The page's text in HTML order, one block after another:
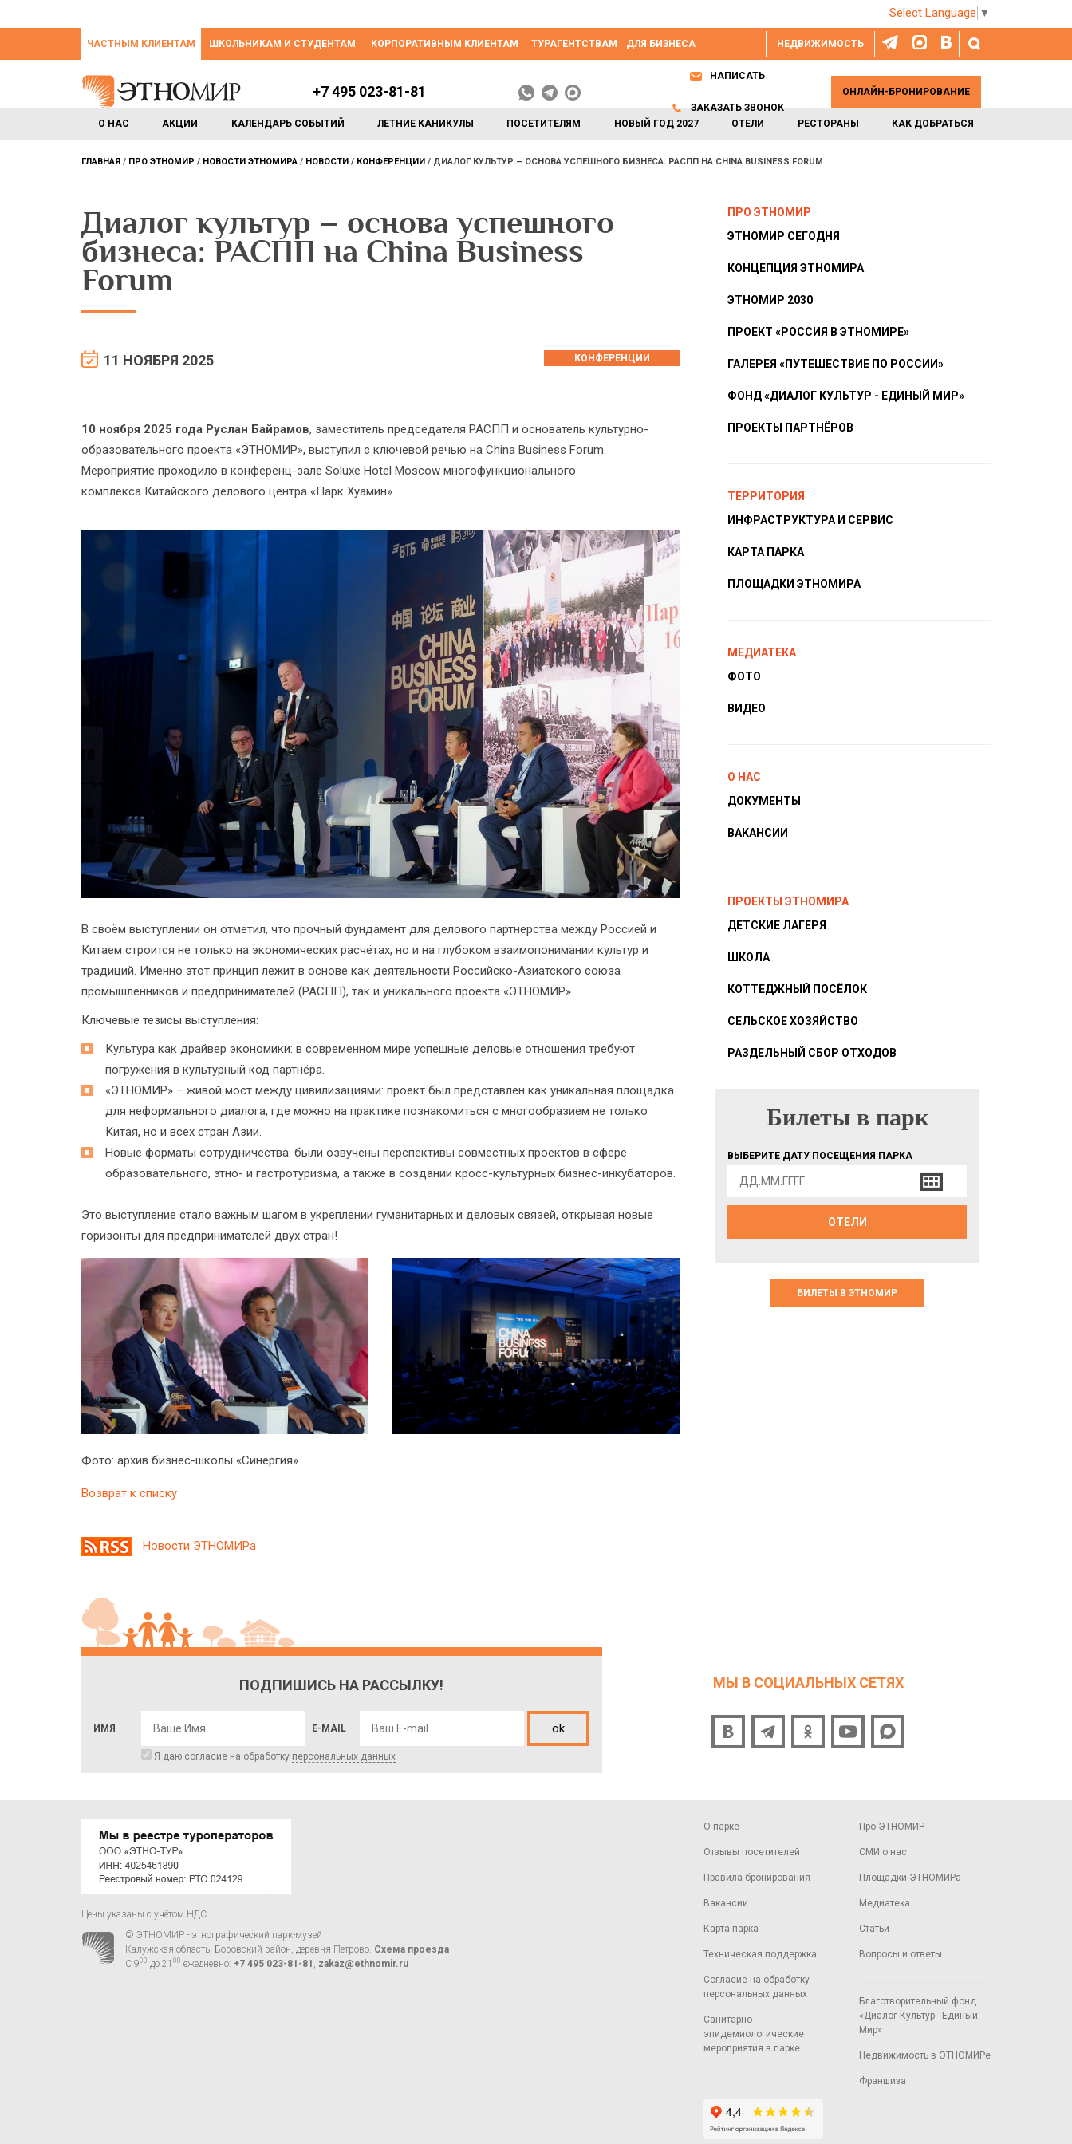
Select Language ▼
НЕДВИЖИМОСТЬ
ЧАСТНЫМ КЛИЕНТАМ ШКОЛЬНИКАМ И СТУДЕНТАМ КОРПОРАТИВНЫМ КЛИЕНТАМ ТУРАГЕНТСТВАМ ДЛЯ БИЗНЕСА
О НАС АКЦИИ КАЛЕНДАРЬ СОБЫТИЙ ЛЕТНИЕ КАНИКУЛЫ ПОСЕТИТЕЛЯМ НОВЫЙ ГОД 2027 ОТЕЛИ РЕСТОРАНЫ КАК ДОБРАТЬСЯ
+7 495 023-81-81
НАПИСАТЬ
ЗАКАЗАТЬ ЗВОНОК
ОНЛАЙН-БРОНИРОВАНИЕ
ГЛАВНАЯ ПРО ЭТНОМИР НОВОСТИ ЭТНОМИРА НОВОСТИ КОНФЕРЕНЦИИ ДИАЛОГ КУЛЬТУР – ОСНОВА УСПЕШНОГО БИЗНЕСА: РАСПП НА CHINA BUSINESS FORUM
Диалог культур – основа успешного
бизнеса: РАСПП на China Business
Forum
11 НОЯБРЯ 2025 КОНФЕРЕНЦИИ
10 ноября 2025 года Руслан Байрамов, заместитель председателя РАСПП и основатель культурно-
образовательного проекта «ЭТНОМИР», выступил с ключевой речью на China Business Forum.
Мероприятие проходило в конференц-зале Soluxe Hotel Moscow многофункционального
комплекса Китайского делового центра «Парк Хуамин».
В своём выступлении он отметил, что прочный фундамент для делового партнерства между Россией и
Китаем строится не только на экономических расчётах, но и на глубоком взаимопонимании культур и
традиций. Именно этот принцип лежит в основе как деятельности Российско-Азиатского союза
промышленников и предпринимателей (РАСПП), так и уникального проекта «ЭТНОМИР».
Ключевые тезисы выступления:
Культура как драйвер экономики: в современном мире успешные деловые отношения требуют
погружения в культурный код партнёра.
«ЭТНОМИР» – живой мост между цивилизациями: проект был представлен как уникальная площадка
для неформального диалога, где можно на практике познакомиться с многообразием не только
Китая, но и всех стран Азии.
Новые форматы сотрудничества: были озвучены перспективы совместных проектов в сфере
образовательного, этно- и гастротуризма, а также в создании кросс-культурных бизнес-инкубаторов.
Это выступление стало важным шагом в укреплении гуманитарных и деловых связей, открывая новые
горизонты для предпринимателей двух стран!
Фото: архив бизнес-школы «Синергия»
Возврат к списку
ПРО ЭТНОМИР
ЭТНОМИР СЕГОДНЯ
КОНЦЕПЦИЯ ЭТНОМИРА
ЭТНОМИР 2030
ПРОЕКТ «РОССИЯ В ЭТНОМИРЕ»
ГАЛЕРЕЯ «ПУТЕШЕСТВИЕ ПО РОССИИ»
ФОНД «ДИАЛОГ КУЛЬТУР - ЕДИНЫЙ МИР»
ПРОЕКТЫ ПАРТНЁРОВ
ТЕРРИТОРИЯ
ИНФРАСТРУКТУРА И СЕРВИС
КАРТА ПАРКА
ПЛОЩАДКИ ЭТНОМИРА
МЕДИАТЕКА
ФОТО
ВИДЕО
О НАС
ДОКУМЕНТЫ
ВАКАНСИИ
ПРОЕКТЫ ЭТНОМИРА
ДЕТСКИЕ ЛАГЕРЯ
ШКОЛА
КОТТЕДЖНЫЙ ПОСЁЛОК
СЕЛЬСКОЕ ХОЗЯЙСТВО
РАЗДЕЛЬНЫЙ СБОР ОТХОДОВ
БИЛЕТЫ В ПАРК
Билеты в парк
ВЫБЕРИТЕ ДАТУ ПОСЕЩЕНИЯ ПАРКА
ОТЕЛИ
БИЛЕТЫ В ЭТНОМИР
Новости ЭТНОМИРа
ПОДПИШИСЬ НА РАССЫЛКУ!
ИМЯ E-MAIL ok
Я даю согласие на обработку персональных данных
МЫ В СОЦИАЛЬНЫХ СЕТЯХ
О парке
Отзывы посетителей
Правила бронирования
Вакансии
Карта парка
Техническая поддержка
Согласие на обработку
персональных данных
Санитарно-
эпидемиологические
мероприятия в парке
Про ЭТНОМИР
СМИ о нас
Площадки ЭТНОМИРа
Медиатека
Статьи
Вопросы и ответы
Благотворительный фонд
«Диалог Культур - Единый
Мир»
Недвижимость в ЭТНОМИРе
Франшиза
Цены указаны с учётом НДС.
© ЭТНОМИР - этнографический парк-музей
Калужская область, Боровский район, деревня Петрово. Схема проезда
С 900 до 21 00 ежедневно: +7 495 023-81-81 zakaz@ethnomir.ru